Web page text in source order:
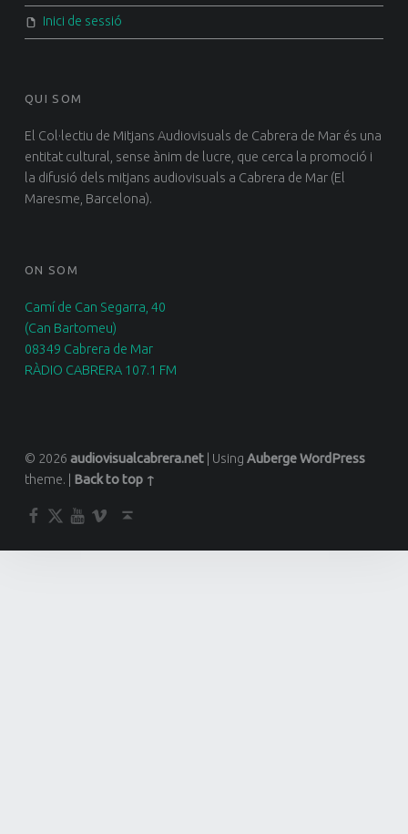
Inici de sessió
QUI SOM
El Col·lectiu de Mitjans Audiovisuals de Cabrera de Mar és una
entitat cultural, sense ànim de lucre, que cerca la promoció i
la difusió dels mitjans audiovisuals a Cabrera de Mar (El
Maresme, Barcelona).
ON SOM
Camí de Can Segarra, 40
(Can Bartomeu)
08349 Cabrera de Mar
RÀDIO CABRERA 107.1 FM
© 2026 audiovisualcabrera.net Using AubergeWordPress
theme.
Back to top ↑
Facebook
TwitterYouTube
Vimeo